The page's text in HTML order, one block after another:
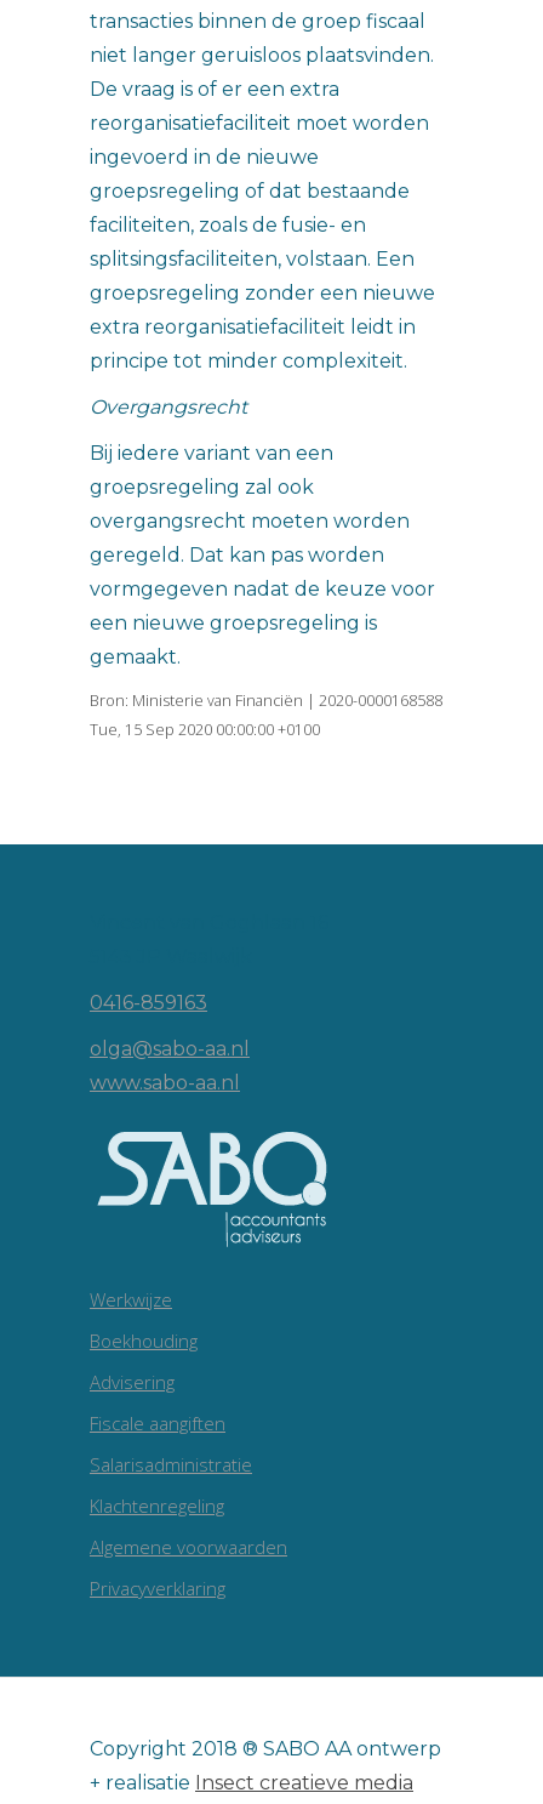
transacties binnen de groep fiscaal
niet langer geruisloos plaatsvinden.
De vraag is of er een extra
reorganisatiefaciliteit moet worden
ingevoerd in de nieuwe
groepsregeling of dat bestaande
faciliteiten, zoals de fusie- en
splitsingsfaciliteiten, volstaan. Een
groepsregeling zonder een nieuwe
extra reorganisatiefaciliteit leidt in
principe tot minder complexiteit.
Overgangsrecht
Bij iedere variant van een
groepsregeling zal ook
overgangsrecht moeten worden
geregeld. Dat kan pas worden
vormgegeven nadat de keuze voor
een nieuwe groepsregeling is
gemaakt.
Bron: Ministerie van Financiën | 2020-0000168588
Tue, 15 Sep 2020 00:00:00 +0100
0416-859163
olga@sabo-aa.nl
www.sabo-aa.nl
Werkwijze
Boekhouding
Advisering
Fiscale aangiften
Salarisadministratie
Klachtenregeling
Algemene voorwaarden
Privacyverklaring
Copyright 2018 ® SABO AA ontwerp
+ realisatie Insect creatieve media